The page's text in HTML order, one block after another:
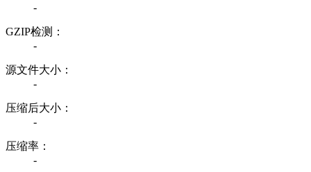
-
GZIP检测：
-
源文件大小：
-
压缩后大小：
-
压缩率：
-